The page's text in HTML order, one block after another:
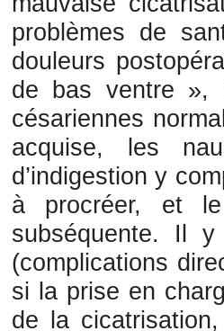
problèmes de
douleurs
de bas ventre »,
césariennes
acquise, les
d’indigestion y
à procréer, et le
subséquente. Il
(complications
si la prise en
de la